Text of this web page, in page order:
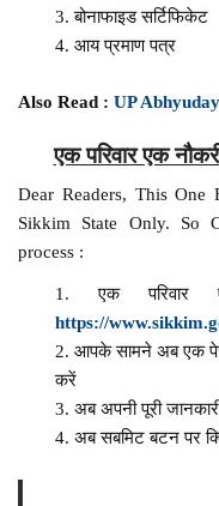
बोनाफाइड सर्टिफिकेट
आय प्रमाण पत्र
Also Read :UP
एक परिवार एक
Dear Readers, This One
Sikkim State Only. So
process :
एक
https://
आपके सामने अब एक
करें
अब अपनी पूरी
अब सबमिट बटन पर